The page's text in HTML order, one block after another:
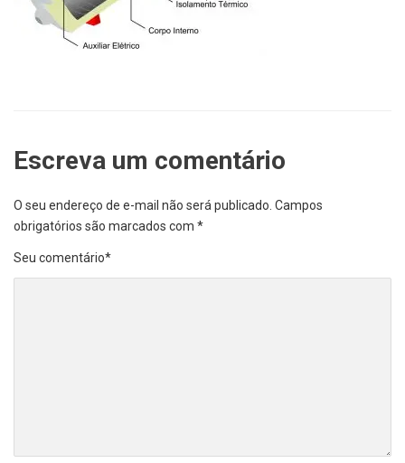
Escreva um comentário
O seu endereço de e-mail não será publicado. Campos
obrigatórios são marcados com *
Seu comentário*